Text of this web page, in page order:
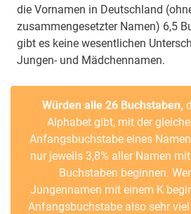
die Vornamen in Deutschland
zusammengesetzter Namen) 6,5
gibt es keine wesentlichen
Jungen- und Mädchennamen.
Würden alle 26 Buchstaben,
Alphabet gibt, mit der
Anfangsbuchstabe eines
nur jeweils 3,8% aller Namen
Buchstaben beginnen.
Jungennamen mit einem K
Anfangsbuchstabe also sehr